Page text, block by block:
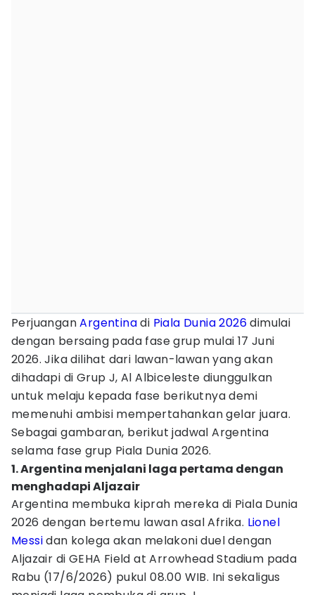
PerjuanganArgentinadi Piala Dunia 2026dimulai
dengan bersaing pada fase grup mulai 17 Juni
2026. Jika dilihat dari lawan-lawan yang akan
dihadapi di Grup J, Al Albiceleste diunggulkan
untuk melaju kepada fase berikutnya demi
memenuhi ambisi mempertahankan gelar juara.
Sebagai gambaran, berikut jadwal Argentina
selama fase grup Piala Dunia 2026.
1. Argentina menjalani laga pertama dengan
menghadapi Aljazair
Argentina membuka kiprah mereka di Piala Dunia
2026 dengan bertemu lawan asal Afrika. Lionel
Messidan kolega akan melakoni duel dengan
Aljazair di GEHA Field at Arrowhead Stadium pada
Rabu (17/6/2026) pukul 08.00 WIB. Ini sekaligus